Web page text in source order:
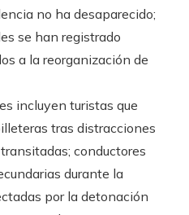
no ha desaparecido;
se han registrado
a la reorganización de
incluyen turistas que
tras distracciones
conductores
durante la
por la detonación